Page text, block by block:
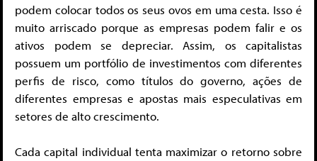
podem colocar todos os seus ovos em uma cesta. Isso é
muito arriscado porque as empresas podem falir e os
ativos podem se depreciar. Assim, os capitalistas
possuem um portfólio de investimentos com diferentes
perfis de risco, como títulos do governo, ações de
diferentes empresas e apostas mais especulativas em
setores de alto crescimento.
Cada capital individual tenta maximizar o retorno sobre